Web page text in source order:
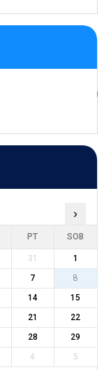
›
PT SOB
31
1
7
8
14
15
21
22
28
29
4 5